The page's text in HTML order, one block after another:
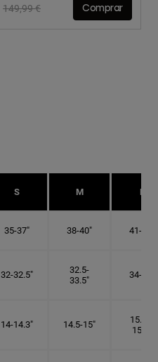
Price reduced from
149,99 €to Comprar
S M L
35-37" 38-40" 41-43"
32-32.5"
32.5-
33.5"
34-35"
14-14.3" 14.5-15"
15.25-
15.5"